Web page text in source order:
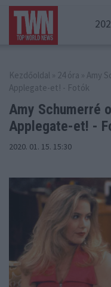
Kezdőoldal » 24 óra » Amy
Applegate-et! - Fotók
Amy Schumerré
Applegate-et! -
2020. 01. 15. 15:30